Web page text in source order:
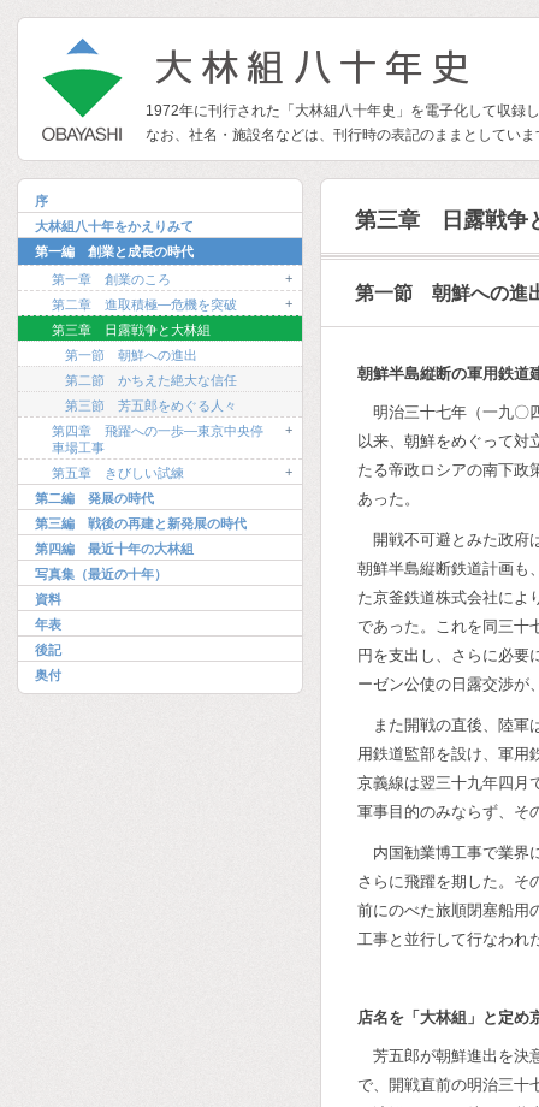
1972年に刊行された「大林組八十年史」を電子化して収録
なお、社名・施設名などは、刊行時の表記のままとしてい
序
大林組八十年をかえりみて
第一編 創業と成長の時代
第一章 創業のころ
+
第二章 進取積極―危機を突破
+
第三章 日露戦争と大林組
第一節 朝鮮への進出
第二節 かちえた絶大な信任
第三節 芳五郎をめぐる人々
第四章 飛躍への一歩―東京中央停
車場工事
+
第五章 きびしい試練
+
第二編 発展の時代
第三編 戦後の再建と新発展の時代
第四編 最近十年の大林組
写真集（最近の十年）
資料
年表
後記
奥付
第三章 日露戦争
第一節 朝鮮への進
朝鮮半島縦断の軍用鉄道
明治三十七年（一九〇
以来、朝鮮をめぐって対
たる帝政ロシアの南下政
あった。
開戦不可避とみた政府
朝鮮半島縦断鉄道計画も
た京釜鉄道株式会社によ
であった。これを同三十
円を支出し、さらに必要
ーゼン公使の日露交渉が
また開戦の直後、陸軍
用鉄道監部を設け、軍用
京義線は翌三十九年四月
軍事目的のみならず、そ
内国勧業博工事で業界
さらに飛躍を期した。そ
前にのべた旅順閉塞船用
工事と並行して行なわれ
店名を「大林組」と定め
芳五郎が朝鮮進出を決
で、開戦直前の明治三十